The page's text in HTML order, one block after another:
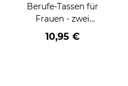
Berufe-Tassen für
Frauen - zwei
Farbvarianten
10,95 €